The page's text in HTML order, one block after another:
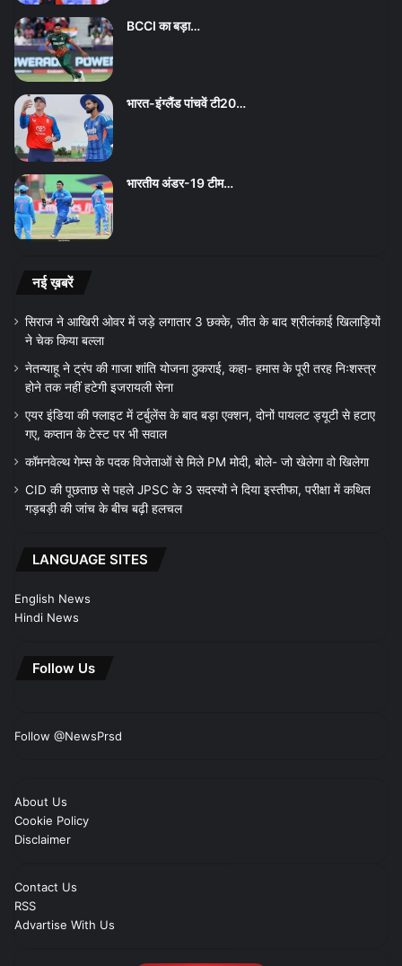
BCCI का बड़ा…
भारत-इंग्लैंड पांचवें टी20…
भारतीय अंडर-19 टीम…
नई ख़बरें
सिराज ने आखिरी ओवर में जड़े लगातार 3 छक्के, जीत के बाद श्रीलंकाई खिलाड़ियों
ने चेक किया बल्ला
नेतन्याहू ने ट्रंप की गाजा शांति योजना ठुकराई, कहा- हमास के पूरी तरह निःशस्त्र
होने तक नहीं हटेगी इजरायली सेना
एयर इंडिया की फ्लाइट में टर्बुलेंस के बाद बड़ा एक्शन, दोनों पायलट ड्यूटी से हटाए
गए, कप्तान के टेस्ट पर भी सवाल
कॉमनवेल्थ गेम्स के पदक विजेताओं से मिले PM मोदी, बोले- जो खेलेगा वो खिलेगा
CID की पूछताछ से पहले JPSC के 3 सदस्यों ने दिया इस्तीफा, परीक्षा में कथित
गड़बड़ी की जांच के बीच बढ़ी हलचल
LANGUAGE SITES
English News
Hindi News
Follow Us
Follow @NewsPrsd
About Us
Cookie Policy
Disclaimer
Contact Us
RSS
Advartise With Us